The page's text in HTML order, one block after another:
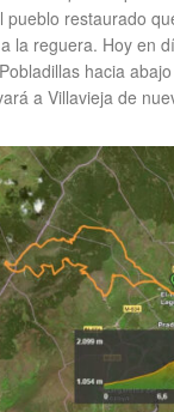
pueblo restaurado
la reguera. Hoy en
hacia
a Villavieja de